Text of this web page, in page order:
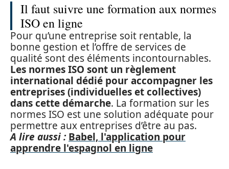
Il faut suivre une formation aux normes
ISO en ligne
Pour qu’une entreprise soit rentable, la
bonne gestion et l’offre de services de
qualité sont des éléments incontournables.
Les normes ISO sont un règlement
international dédié pour accompagner les
entreprises (individuelles et collectives)
dans cette démarche. La formation sur les
normes ISO est une solution adéquate pour
permettre aux entreprises d’être au pas.
A lire aussi : Babel, l'application pour
apprendre l'espagnol en ligne